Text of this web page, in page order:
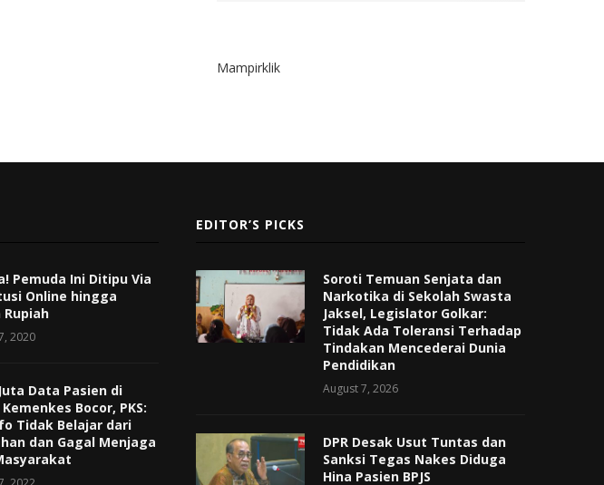
Mampirklik
Pemuda Ini Ditipu Via
Online hingga
Rupiah
2020
Data Pasien di
Bocor, PKS:
Tidak Belajar dari
dan Gagal Menjaga
EDITOR’S PICKS
Soroti Temuan Senjata dan
Narkotika di Sekolah Swasta
Jaksel, Legislator Golkar:
Tidak Ada Toleransi Terhadap
Tindakan Mencederai Dunia
Pendidikan
August 7, 2026
DPR Desak Usut Tuntas dan
Sanksi Tegas Nakes Diduga
Hina Pasien BPJS